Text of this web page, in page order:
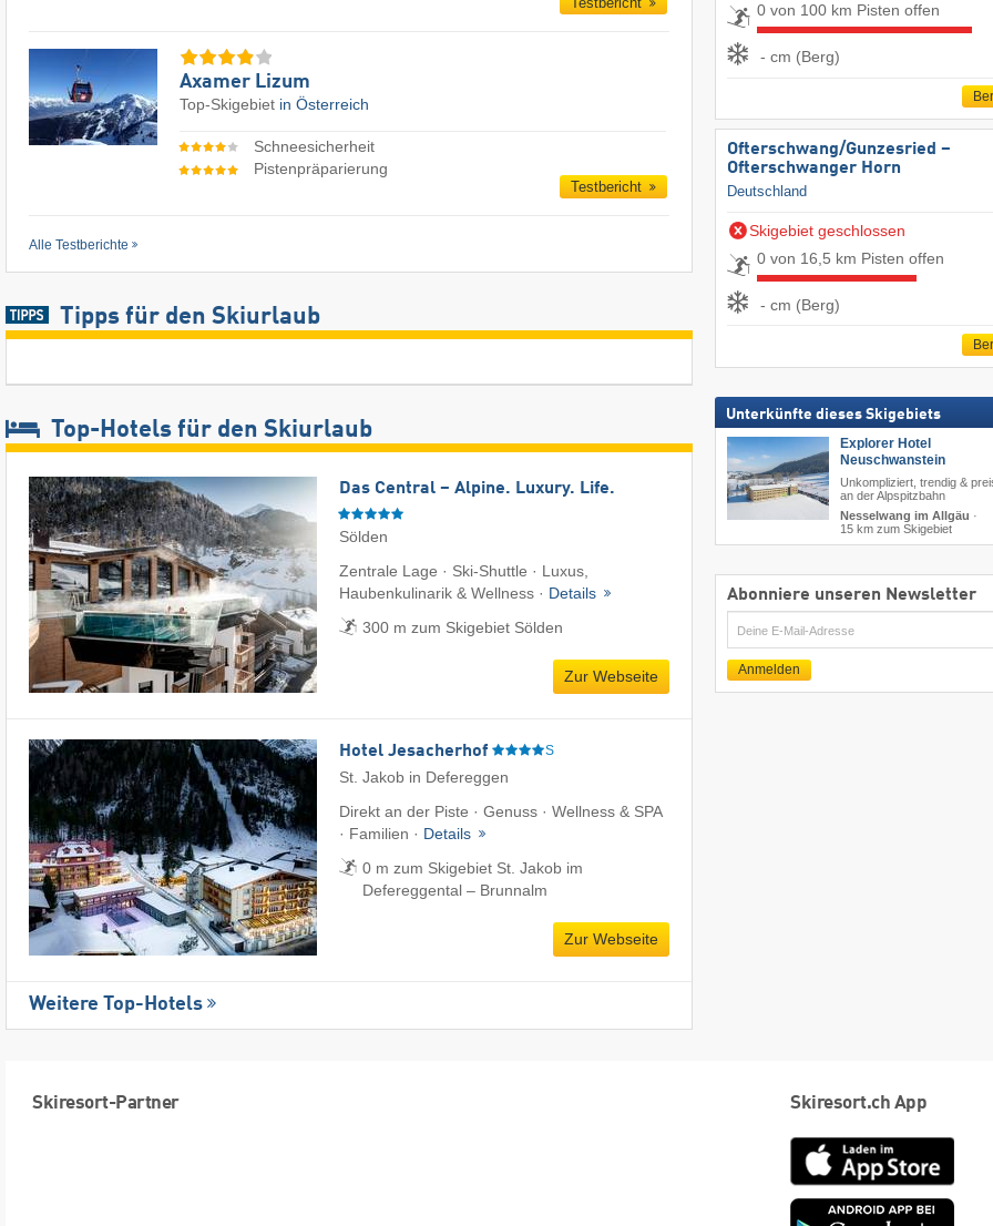
Axamer Lizum
Top-Skigebiet in Österreich
Schneesicherheit
Pistenpräparierung
Testbericht
Alle Testberichte
Tipps für den Skiurlaub
Top-Hotels für den Skiurlaub
Das Central – Alpine. Luxury. Life.
Sölden
Zentrale Lage · Ski-Shuttle · Luxus,
Haubenkulinarik & Wellness · Details
300 m zum Skigebiet Sölden
Zur Webseite
Hotel Jesacherhof S
St. Jakob in Defereggen
Direkt an der Piste · Genuss · Wellness & SPA
· Familien · Details
0 m zum Skigebiet St. Jakob im
Defereggental – Brunnalm
Zur Webseite
Weitere Top-Hotels
0 von 100 km Pisten offen
- cm (Berg)
Ofterschwang/​Gunzesried –
Ofterschwanger Horn
Deutschland
Skigebiet geschlossen
0 von 16,5 km Pisten offen
- cm (Berg)
Unterkünfte dieses Skigebiets
Explorer Hotel
Neuschwanstein
Unkompliziert, trendig &
an der Alpspitzbahn
Nesselwang im Allgäu ·
15 km zum Skigebiet
Abonniere unseren Newsletter
E-
Mail
Anmelden
Skiresort-Partner Skiresort.ch App
App
Store